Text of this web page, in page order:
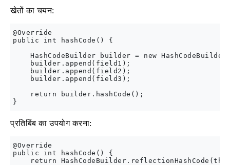
खेतों का चयन:
@Override
public int hashCode() {
HashCodeBuilder builder = new
    builder.append(field1);
    builder.append(field2);
    builder.append(field3);
    return builder.hashCode();
प्रतिबिंब का उपयोग करना:
@Override
public int hashCode() {
return